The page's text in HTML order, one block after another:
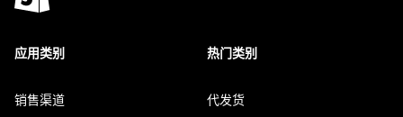
应用类别
销售渠道
热门类别
代发货